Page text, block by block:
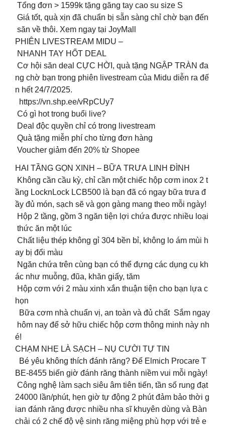
Tổng đơn > 1599k tặng găng tay cao su size S
Giá tốt, quà xịn đã chuẩn bị sẵn sàng chỉ chờ bạn đến
săn về thôi. Xem ngay tại JoyMall
PHIÊN LIVESTREAM MIDU –
NHANH TAY HỐT DEAL
Cơ hội săn deal CỰC HỜI, quà tặng NGẬP TRÀN đa
ng chờ bạn trong phiên livestream của Midu diễn ra đế
n hết 24/7/2025.
https://vn.shp.ee/vRpCUy7
Có gì hot trong buổi live?
Deal độc quyền chỉ có trong livestream
Quà tặng miễn phí cho từng đơn hàng
Voucher giảm đến 20% từ Shopee
HAI TẦNG GỌN XINH – BỮA TRƯA LINH ĐÌNH
Không cần cầu kỳ, chỉ cần một chiếc hộp cơm inox 2 t
ầng LocknLock LCB500 là bạn đã có ngay bữa trưa đ
ầy đủ món, sạch sẽ và gọn gàng mang theo mỗi ngày!
Hộp 2 tầng, gồm 3 ngăn tiện lợi chứa được nhiều loại
thức ăn một lúc
Chất liệu thép không gỉ 304 bền bỉ, không lo ám mùi h
ay bị đổi màu
Ngăn chứa trên cùng bạn có thể đựng các dụng cụ kh
ác như muỗng, đũa, khăn giấy, tăm
Hộp cơm với 2 màu xinh xắn thuận tiện cho bạn lựa c
họn
Bữa cơm nhà chuẩn vị, an toàn và đủ chất Sắm ngay
hôm nay để sở hữu chiếc hộp cơm thông minh này nh
é!
CHẠM NHẸ LÀ SẠCH – NỤ CƯỜI TỰ TIN
Bé yêu không thích đánh răng? Để Elmich Procare T
BE-8455 biến giờ đánh răng thành niềm vui mỗi ngày!
Công nghệ làm sạch siêu âm tiên tiến, tần số rung đạt
24000 lần/phút, hẹn giờ tự động 2 phút đảm bảo thời g
ian đánh răng được nhiều nha sĩ khuyên dùng và Bàn
chải có 2 chế độ vệ sinh răng miệng phù hợp với trẻ e